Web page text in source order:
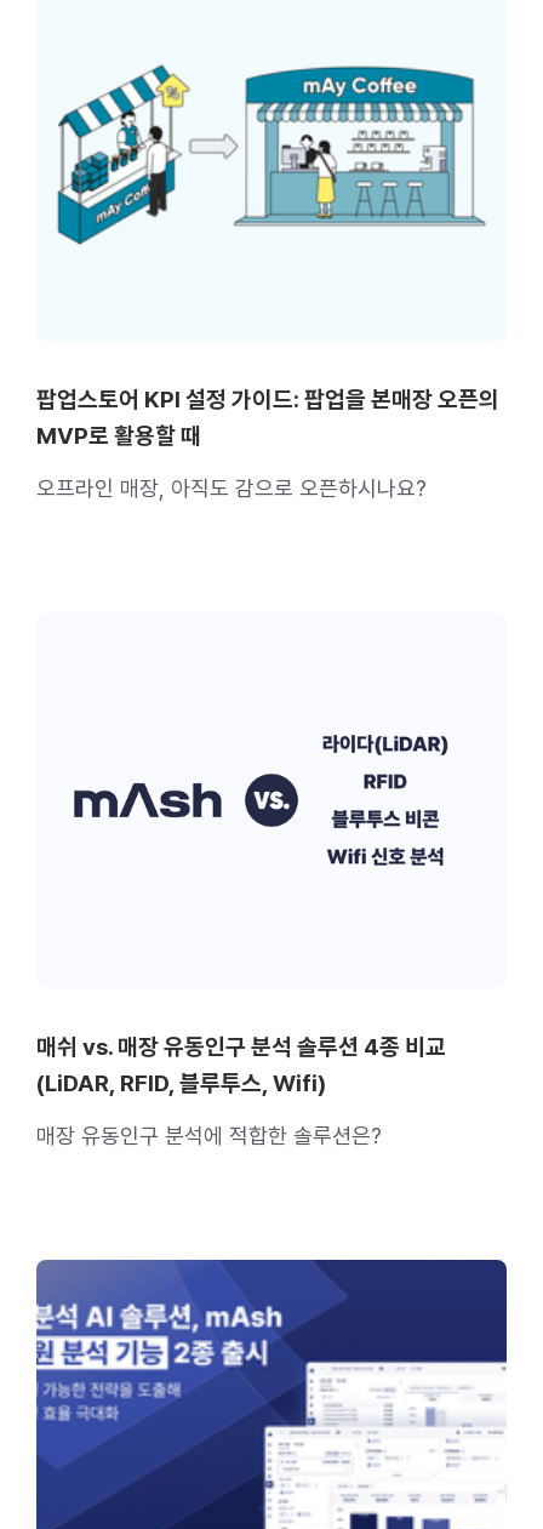
팝업스토어 KPI 설정 가이드: 팝업을 본매장 오픈의
MVP로 활용할 때
오프라인 매장, 아직도 감으로 오픈하시나요?
매쉬 vs. 매장 유동인구 분석 솔루션 4종 비교
(LiDAR, RFID, 블루투스, Wifi)
매장 유동인구 분석에 적합한 솔루션은?